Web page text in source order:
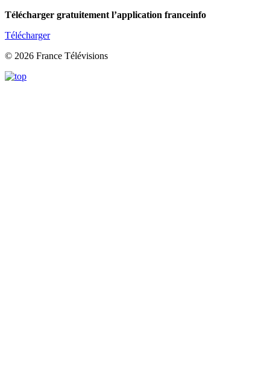
Télécharger gratuitement l’application franceinfo
Télécharger
© 2026 France Télévisions